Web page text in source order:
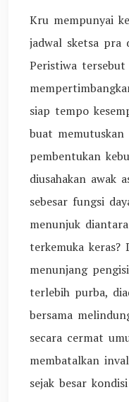
Kru mempunyai
jadwal sketsa pra
Peristiwa
siap tempo
buat
pembentukan
diusahakan awak
sebesar fungsi
menunjuk
terkemuka
menunjang
terlebih purba,
bersama
secara cermat
membatalkan
sejak besar